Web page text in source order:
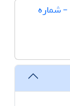
دوره 4، شماره 1 - شماره